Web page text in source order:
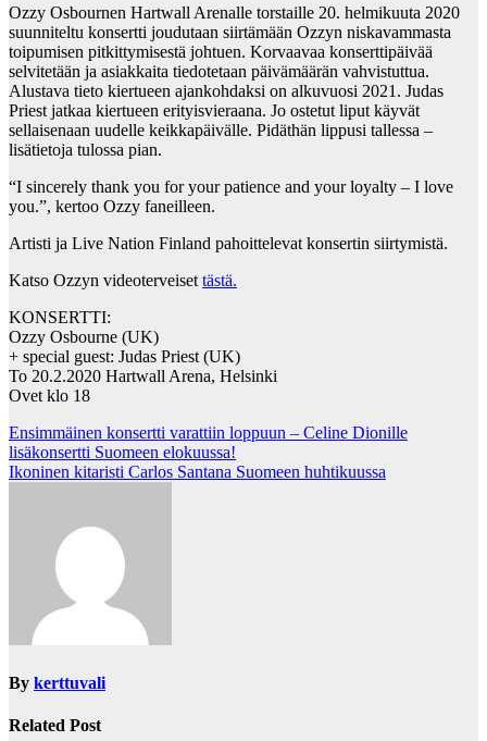
Ozzy Osbournen Hartwall Arenalle torstaille 20. helmikuuta 2020
suunniteltu konsertti joudutaan siirtämään Ozzyn niskavammasta
toipumisen pitkittymisestä johtuen. Korvaavaa konserttipäivää
selvitetään ja asiakkaita tiedotetaan päivämäärän vahvistuttua.
Alustava tieto kiertueen ajankohdaksi on alkuvuosi 2021. Judas
Priest jatkaa kiertueen erityisvieraana. Jo ostetut liput käyvät
sellaisenaan uudelle keikkapäivälle. Pidäthän lippusi tallessa –
lisätietoja tulossa pian.
“I sincerely thank you for your patience and your loyalty – I love
you.”, kertoo Ozzy faneilleen.
Artisti ja Live Nation Finland pahoittelevat konsertin siirtymistä.
Katso Ozzyn videoterveisettästä.
KONSERTTI:
Ozzy Osbourne (UK)
+ special guest: Judas Priest (UK)
To 20.2.2020 Hartwall Arena, Helsinki
Ovet klo 18
Post
navigation
Ensimmäinen konsertti varattiin loppuun – Celine Dionille
lisäkonsertti Suomeen elokuussa!
Ikoninen kitaristi Carlos Santana Suomeen huhtikuussa
By kerttuvali
Related Post